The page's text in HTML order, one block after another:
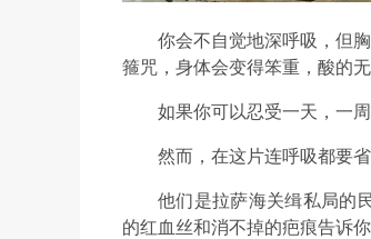
你会不自觉地深呼吸，但
箍咒，身体会变得笨重，酸的
如果你可以忍受一天，一
然而，在这片连呼吸都要
他们是拉萨海关缉私局的
的红血丝和消不掉的疤痕告诉